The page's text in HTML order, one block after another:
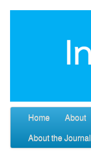
Home About
About the Journal